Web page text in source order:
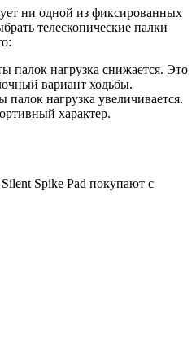
ни одной из фиксированных
телескопические палки
палок нагрузка снижается. Это
вариант ходьбы.
нагрузка увеличивается.
характер.
Spike Pad покупают с